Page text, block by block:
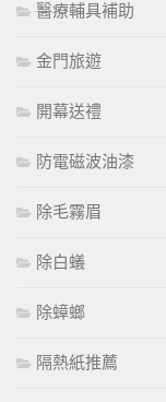
醫療輔具補助
金門旅遊
開幕送禮
防電磁波油漆
除毛霧眉
除白蟻
除蟑螂
隔熱紙推薦